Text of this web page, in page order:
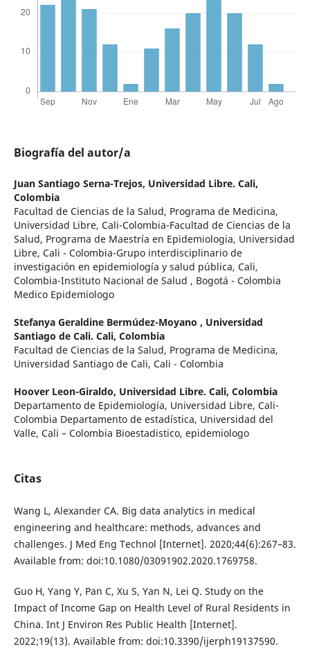
Biografía del autor/a
Juan Santiago Serna-Trejos, Universidad Libre. Cali,
Colombia
Facultad de Ciencias de la Salud, Programa de Medicina,
Universidad Libre, Cali-Colombia-Facultad de Ciencias de la
Salud, Programa de Maestría en Epidemiologia, Universidad
Libre, Cali - Colombia-Grupo interdisciplinario de
investigación en epidemiología y salud pública, Cali,
Colombia-Instituto Nacional de Salud , Bogotá - Colombia
Medico Epidemiologo
Stefanya Geraldine Bermúdez-Moyano , Universidad
Santiago de Cali. Cali, Colombia
Facultad de Ciencias de la Salud, Programa de Medicina,
Universidad Santiago de Cali, Cali - Colombia
Hoover Leon-Giraldo, Universidad Libre. Cali, Colombia
Departamento de Epidemiología, Universidad Libre, Cali-
Colombia Departamento de estadística, Universidad del
Valle, Cali – Colombia Bioestadistico, epidemiologo
Citas
Wang L, Alexander CA. Big data analytics in medical
engineering and healthcare: methods, advances and
challenges. J Med Eng Technol [Internet]. 2020;44(6):267–83.
Available from: doi:10.1080/03091902.2020.1769758.
Guo H, Yang Y, Pan C, Xu S, Yan N, Lei Q. Study on the
Impact of Income Gap on Health Level of Rural Residents in
China. Int J Environ Res Public Health [Internet].
2022;19(13). Available from: doi:10.3390/ijerph19137590.